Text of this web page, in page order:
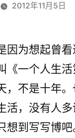
2012年11月5日
因为想起曾
《一个人生
，不是十年
活，没有人
想到写写博